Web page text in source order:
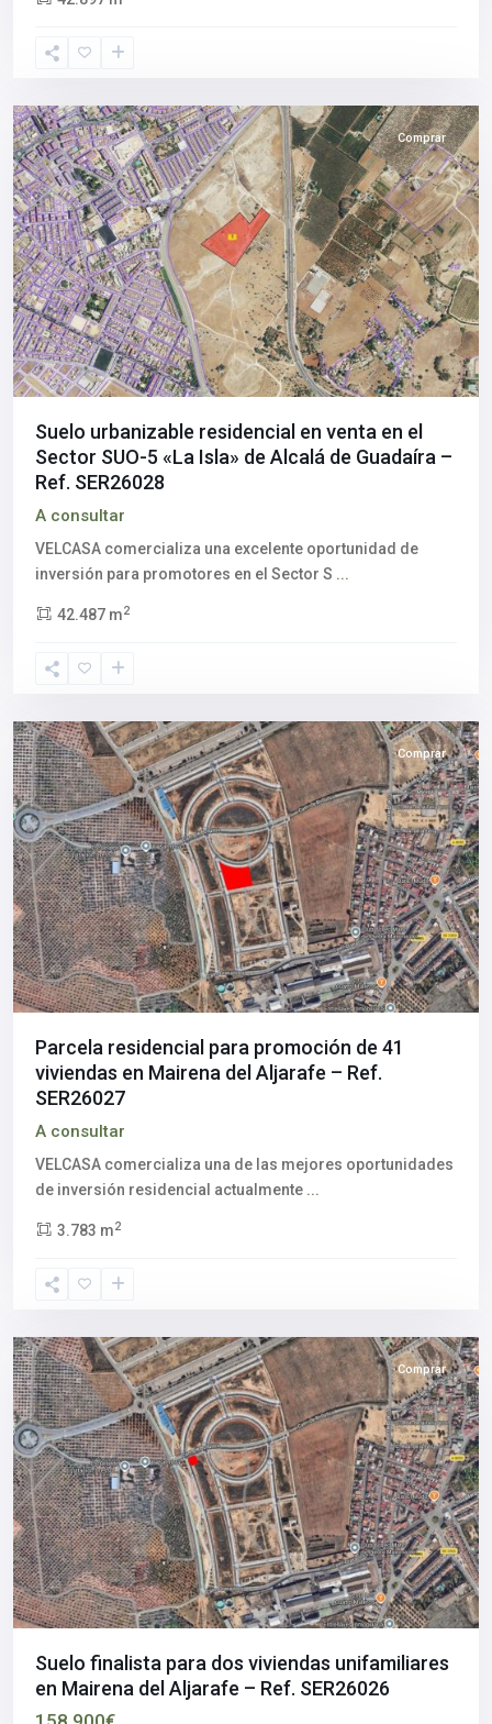
de
Sevilla
Comprar
Suelo urbanizable residencial en venta en el
Sector SUO-5 «La Isla» de Alcalá de Guadaíra –
Ref. SER26028
A consultar
VELCASA comercializa una excelente oportunidad de
inversión para promotores en el Sector S ...
42.487 m2
del
Comprar
Parcela residencial para promoción de 41
viviendas en Mairena del Aljarafe – Ref.
SER26027
A consultar
VELCASA comercializa una de las mejores oportunidades
de inversión residencial actualmente ...
3.783 m2
del
Comprar
Suelo finalista para dos viviendas unifamiliares
en Mairena del Aljarafe – Ref. SER26026